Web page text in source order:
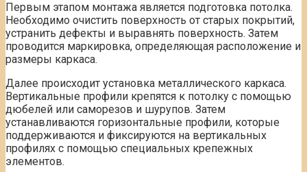
Первым этапом монтажа является подготовка потолка.
Необходимо очистить поверхность от старых покрытий,
устранить дефекты и выравнять поверхность. Затем
проводится маркировка, определяющая расположение и
размеры каркаса.
Далее происходит установка металлического каркаса.
Вертикальные профили крепятся к потолку с помощью
дюбелей или саморезов и шурупов. Затем
устанавливаются горизонтальные профили, которые
поддерживаются и фиксируются на вертикальных
профилях с помощью специальных крепежных
элементов.